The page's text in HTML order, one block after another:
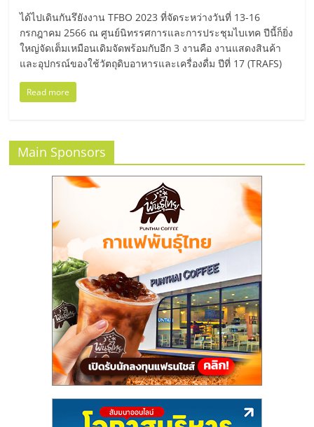
ขาย
แฟ
รน
ไชส์
หน้า
บ้าน
ได้ไปเดินกันรึยังงาน TFBO 2023 ที่จัดระหว่างวันที่ 13-16
กรกฎาคม 2566 ณ ศูนย์นิทรรศการและการประชุมไบเทค ปีนี้ก็ยิ่ง
ใหญ่จัดเต็มเหมือนเดิมจัดพร้อมกับอีก 3 งานคือ งานแสดงสินค้า
และอุปกรณ์ของใช้วัตถุดิบอาหารและเครื่องดื่ม ปีที่ 17 (TRAFS)
Read more
Main Sponsors